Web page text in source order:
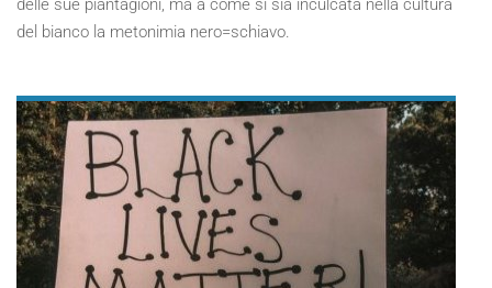
delle sue piantagioni, ma a come si sia inculcata nella cultura
del bianco la metonimia nero=schiavo.